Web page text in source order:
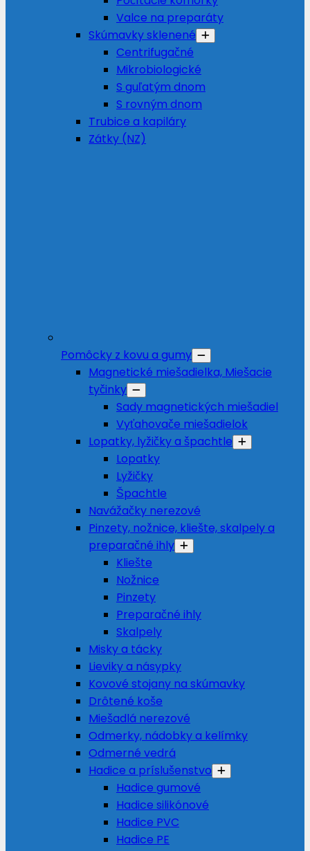
Valce na preparáty
Skúmavky sklenené
Centrifugačné
Mikrobiologické
S guľatým dnom
S rovným dnom
Trubice a kapiláry
Zátky (NZ)
Pomôcky z kovu a gumy
Magnetické miešadielka, Miešacie
tyčinky
Sady magnetických miešadiel
Vyťahovače miešadielok
Lopatky, lyžičky a špachtle
Lopatky
Lyžičky
Špachtle
Navážačky nerezové
Pinzety, nožnice, kliešte, skalpely a
preparačné ihly
Kliešte
Nožnice
Pinzety
Preparačné ihly
Skalpely
Misky a tácky
Lieviky a násypky
Kovové stojany na skúmavky
Drôtené koše
Miešadlá nerezové
Odmerky, nádobky a kelímky
Odmerné vedrá
Hadice a príslušenstvo
Hadice gumové
Hadice silikónové
Hadice PVC
Hadice PE